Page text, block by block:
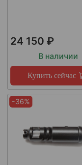
24 150 ₽
В наличии
Купить сейчас
-36%